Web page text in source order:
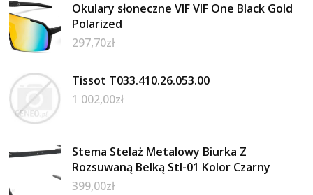
Okulary słoneczne VIF VIF One Black Gold
Polarized
297,70zł
Tissot T033.410.26.053.00
1 002,00zł
Stema Stelaż Metalowy Biurka Z
Rozsuwaną Belką Stl-01 Kolor Czarny
399,00zł